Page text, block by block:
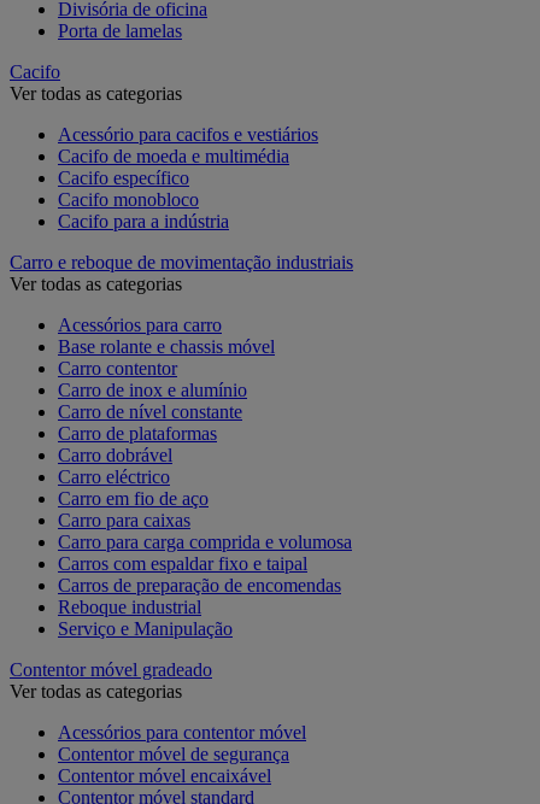
Divisória de oficina
Porta de lamelas
Cacifo
Ver todas as categorias
Acessório para cacifos e vestiários
Cacifo de moeda e multimédia
Cacifo específico
Cacifo monobloco
Cacifo para a indústria
Carro e reboque de movimentação industriais
Ver todas as categorias
Acessórios para carro
Base rolante e chassis móvel
Carro contentor
Carro de inox e alumínio
Carro de nível constante
Carro de plataformas
Carro dobrável
Carro eléctrico
Carro em fio de aço
Carro para caixas
Carro para carga comprida e volumosa
Carros com espaldar fixo e taipal
Carros de preparação de encomendas
Reboque industrial
Serviço e Manipulação
Contentor móvel gradeado
Ver todas as categorias
Acessórios para contentor móvel
Contentor móvel de segurança
Contentor móvel encaixável
Contentor móvel standard